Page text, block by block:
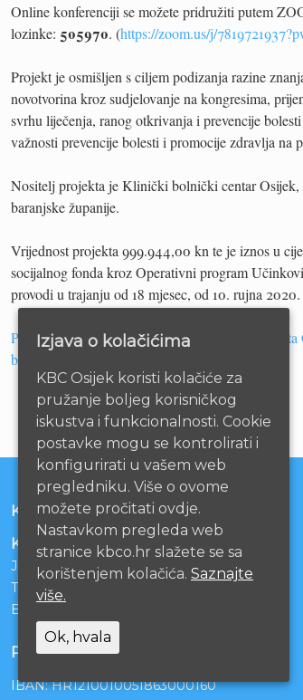
Online konferenciji se možete pridružiti putem
lozinke: 505970. (https://zoom.us/j/
Projekt je osmišljen s ciljem podizanja razine
novotvorina kroz sudjelovanje na kongresima,
svrhu liječenja, ranog otkrivanja i prevencije
važnosti prevencije bolesti i promocije zdravlja na
Nositelj projekta je Klinički bolnički centar
baranjske županije.
Vrijednost projekta 999.944,00 kn te je iznos u
socijalnog fonda kroz Operativni program
provodi u trajanju od 18 mjesec, od 10. rujna
Pozivnica – online konferencija – početak
bolesti novotvorina Osječko – baranjske županije
KONTAKT
Klinički bolnički centar Osijek
Josipa Huttlera 4
Tel:
031/511-511
Email:
POSLOVNI RAČUNI
IBAN: HR1210010051863000160
Izjava o kolačićima
KBC Osijek koristi kolačiće za
pružanje boljeg korisničkog
iskustva i funkcionalnosti. Cookie
postavke mogu se kontrolirati i
konfigurirati u vašem web
pregledniku. Više o ovome
možete pročitati ovdje.
Nastavkom pregleda web
stranice kbco.hr slažete se sa
korištenjem kolačića. Saznajte
više.
Ok, hvala